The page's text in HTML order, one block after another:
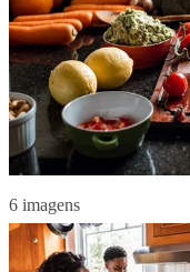
6 imagens